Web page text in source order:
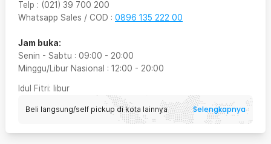
Telp : (021) 39 700 200
Whatsapp Sales / COD : 0896 135 222 00
Jam buka:
Senin - Sabtu : 09:00 - 20:00
Minggu/Libur Nasional : 12:00 - 20:00
Idul Fitri: libur
Beli langsung/self pickup di kota lainnya Selengkapnya